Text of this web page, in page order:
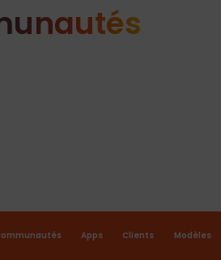
Apps Clients Modèles